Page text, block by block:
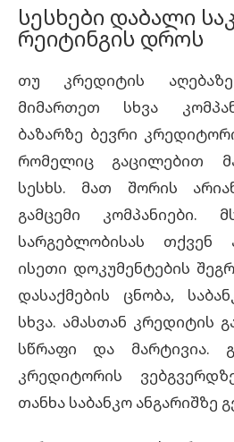
სესხები დაბალი
რეიტინგის დროს
თუ კრედიტის
მიმართეთ სხვა
ბაზარზე ბევრი
რომელიც გაცილებით
სესხს. მათ შორის
გამცემი კომპანიები.
სარგებლობისას თქვენ
ისეთი დოკუმენტების
დასაქმების ცნობა,
სხვა. ამასთან კრედიტის
სწრაფი და მარტივია.
კრედიტორის
თანხა საბანკო ანგარიშზე